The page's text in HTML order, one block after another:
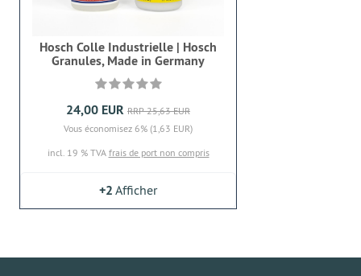
Hosch Colle Industrielle | Hosch
Granules, Made in Germany
24,00 EUR RRP 25,63 EUR
Vous économisez 6% (1,63 EUR)
incl. 19 % TVA frais de port non compris
+2 Afficher